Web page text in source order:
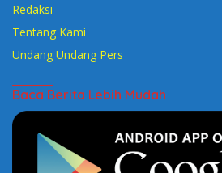
Redaksi
Tentang Kami
Undang Undang Pers
Baca Berita Lebih Mudah